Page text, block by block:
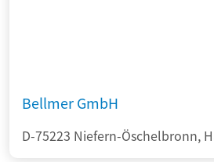
Bellmer GmbH
D-75223 Niefern-Öschelbronn,